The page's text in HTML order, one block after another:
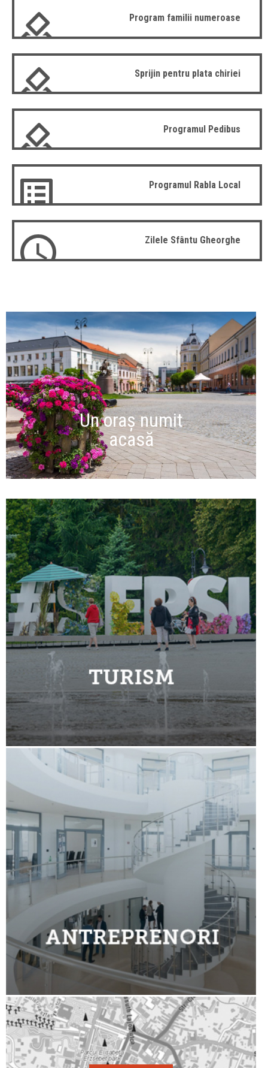
Program familii numeroase
Sprijin pentru plata chiriei
Programul Pedibus
Programul Rabla Local
Zilele Sfântu Gheorghe
Un oraș numit
acasă